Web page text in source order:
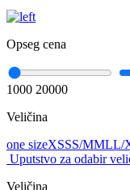
Opseg cena
1000 20000
Veličina
one sizeXSSS/MMLL/
Uputstvo za odabir
Veličina